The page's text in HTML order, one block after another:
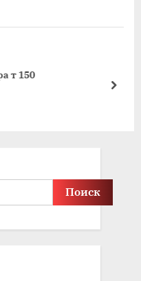
т 150
next
Поиск